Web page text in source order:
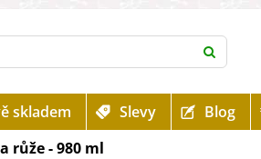
skladem Slevy Blog
růže - 980 ml